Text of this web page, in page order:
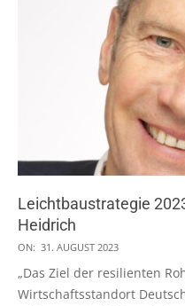
Leichtbaustrategie
Heidrich
2023-
08-
31
ON: 31. AUGUST 2023
„Das Ziel der resilienten
Wirtschaftsstandort